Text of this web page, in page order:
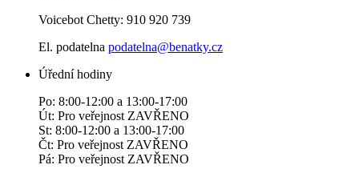
Voicebot Chetty: 910 920 739
El. podatelna podatelna@benatky.cz
Úřední hodiny
Po: 8:00-12:00 a 13:00-17:00
Út: Pro veřejnost ZAVŘENO
St: 8:00-12:00 a 13:00-17:00
Čt: Pro veřejnost ZAVŘENO
Pá: Pro veřejnost ZAVŘENO